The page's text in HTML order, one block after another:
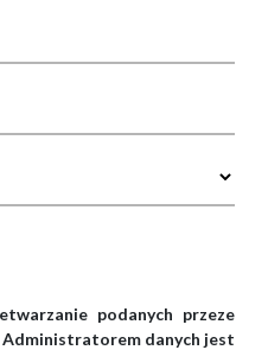
podanych przeze
Administratorem danych jest